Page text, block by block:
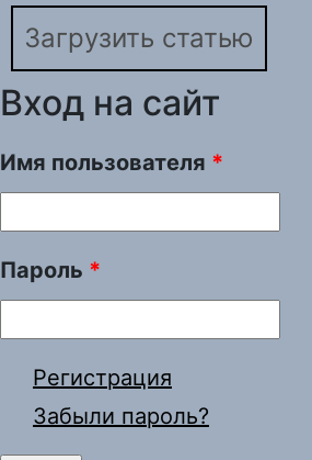
Загрузить статью
Вход на сайт
Имя пользователя *
Пароль *
Регистрация
Забыли пароль?